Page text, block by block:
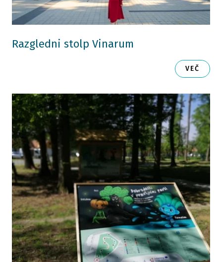
Razgledni stolp Vinarum
VEČ